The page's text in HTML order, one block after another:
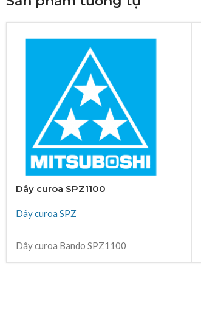
Dây curoa SPZ1100
Dây curoa SPZ
Dây curoa Bando SPZ1100